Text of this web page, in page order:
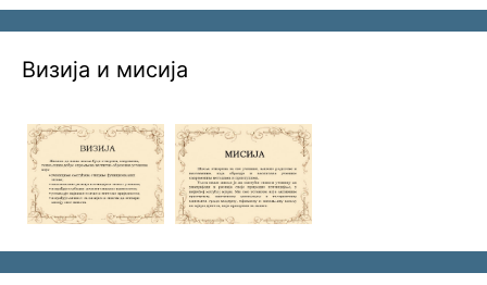
Визија и мисија